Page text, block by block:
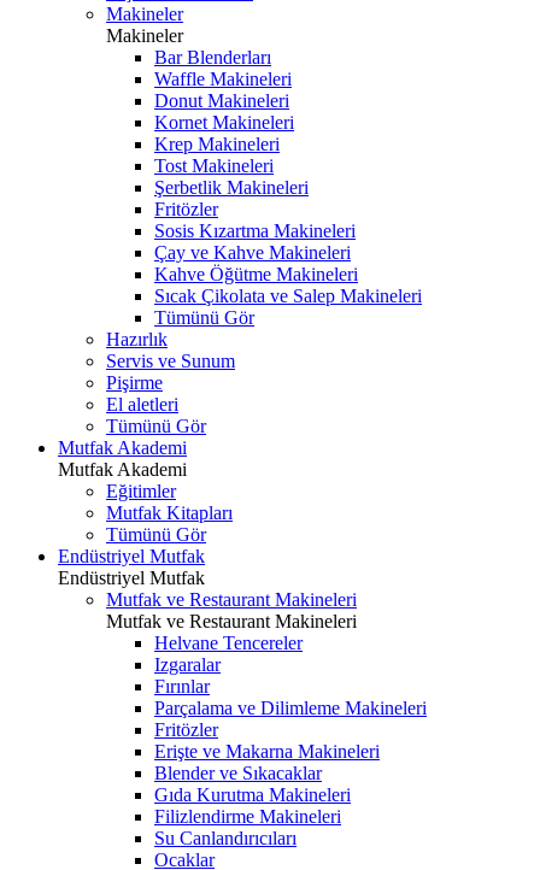
Makineler
Makineler
Bar Blenderları
Waffle Makineleri
Donut Makineleri
Kornet Makineleri
Krep Makineleri
Tost Makineleri
Şerbetlik Makineleri
Fritözler
Sosis Kızartma Makineleri
Çay ve Kahve Makineleri
Kahve Öğütme Makineleri
Sıcak Çikolata ve Salep Makineleri
Tümünü Gör
Hazırlık
Servis ve Sunum
Pişirme
El aletleri
Tümünü Gör
Mutfak Akademi
Mutfak Akademi
Eğitimler
Mutfak Kitapları
Tümünü Gör
Endüstriyel Mutfak
Endüstriyel Mutfak
Mutfak ve Restaurant Makineleri
Mutfak ve Restaurant Makineleri
Helvane Tencereler
Izgaralar
Fırınlar
Parçalama ve Dilimleme Makineleri
Fritözler
Erişte ve Makarna Makineleri
Blender ve Sıkacaklar
Gıda Kurutma Makineleri
Filizlendirme Makineleri
Su Canlandırıcıları
Ocaklar